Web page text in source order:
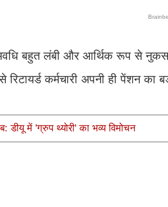
बहुत लंबी और आर्थिक रूप से
कर्मचारी अपनी ही पेंशन का
में 'ग्रुप थ्योरी' का भव्य विमोचन